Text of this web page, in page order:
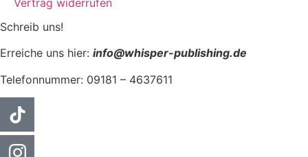
Schreib uns!
Erreiche uns hier: info@whisper-publishing.de
Telefonnummer: 09181 – 4637611